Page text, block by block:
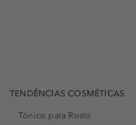
TENDÊNCIAS COSMÉTICAS
Tónico para Rosto